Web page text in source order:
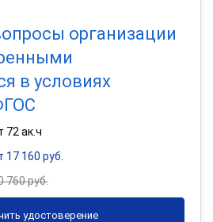
организации
в условиях
72 ак.ч
17 160 руб.
760 руб.
удостоверение